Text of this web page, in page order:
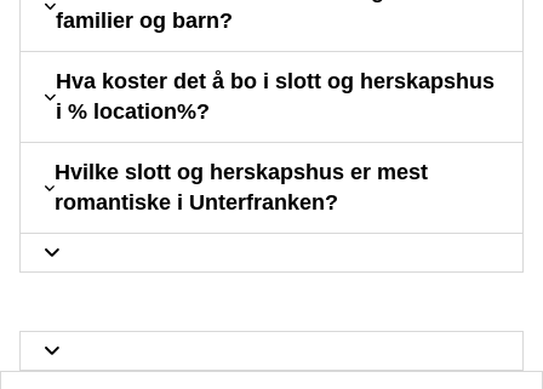
familier og barn?
Hva koster det å bo i slott og herskapshus
i % location%?
Hvilke slott og herskapshus er mest
romantiske i Unterfranken?